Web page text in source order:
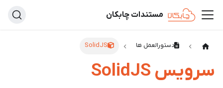
مستندات چابکان
دستورالعمل ها SolidJS
سرویس SolidJS